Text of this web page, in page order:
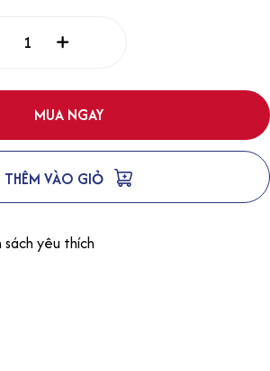
MUA NGAY
THÊM VÀO GIỎ
yêu thích